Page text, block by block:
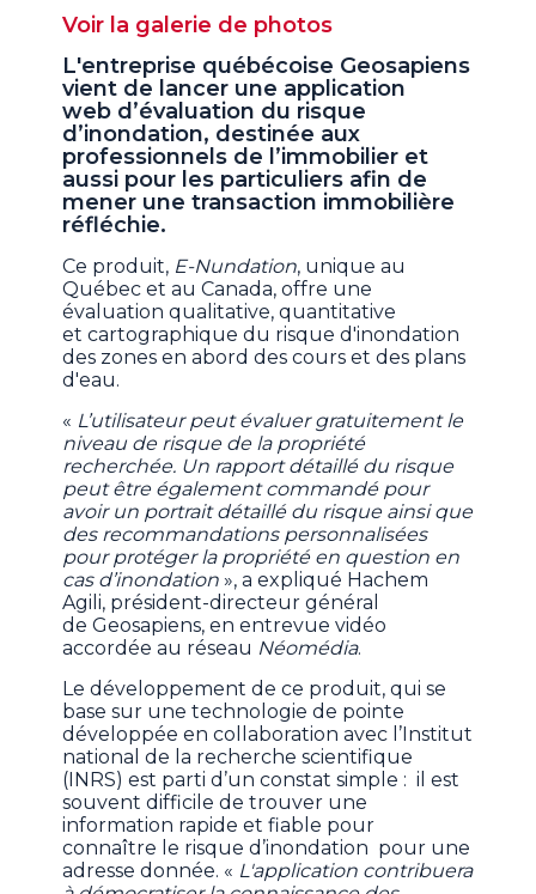
Voir la galerie de photos
L'entreprise québécoise Geosapiens
vient de lancer une application
web d’évaluation du risque
d’inondation, destinée aux
professionnels de l’immobilier et
aussi pour les particuliers afin de
mener une transaction immobilière
réfléchie.
Ce produit, E-Nundation, unique au
Québec et au Canada, offre une
évaluation qualitative, quantitative
et cartographique du risque d'inondation
des zones en abord des cours et des plans
d'eau.
« L’utilisateur peut évaluer gratuitement le
niveau de risque de la propriété
recherchée. Un rapport détaillé du risque
peut être également commandé pour
avoir un portrait détaillé du risque ainsi que
des recommandations personnalisées
pour protéger la propriété en question en
cas d’inondation », a expliqué Hachem
Agili, président-directeur général
de Geosapiens, en entrevue vidéo
accordée au réseau Néomédia.
Le développement de ce produit, qui se
base sur une technologie de pointe
développée en collaboration avec l’Institut
national de la recherche scientifique
(INRS) est parti d’un constat simple : il est
souvent difficile de trouver une
information rapide et fiable pour
connaître le risque d’inondation pour une
adresse donnée. « L'application contribuera